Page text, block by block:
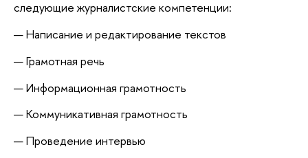
следующие журналистские компетенции:
Написание и редактирование текстов
Грамотная речь
Информационная грамотность
Коммуникативная грамотность
Проведение интервью